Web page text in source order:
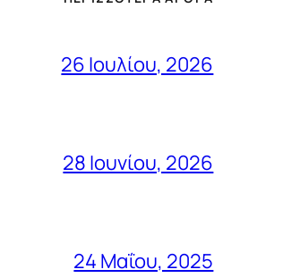
26 Ιουλίου, 2026
28 Ιουνίου, 2026
24 Μαΐου, 2025